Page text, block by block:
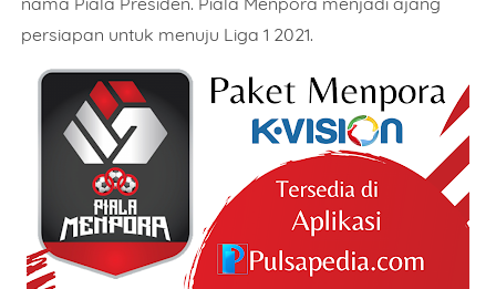
persiapan untuk menuju Liga 1 2021.